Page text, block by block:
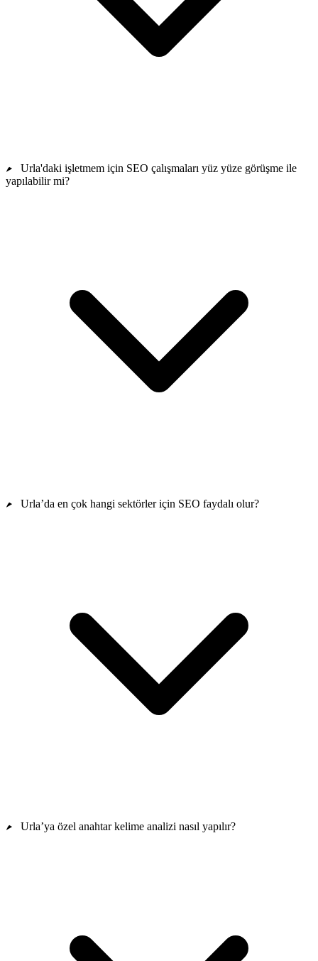
Urla'daki işletmem için SEO çalışmaları yüz yüze görüşme ile
yapılabilir mi?
Urla’da en çok hangi sektörler için SEO faydalı olur?
Urla’ya özel anahtar kelime analizi nasıl yapılır?